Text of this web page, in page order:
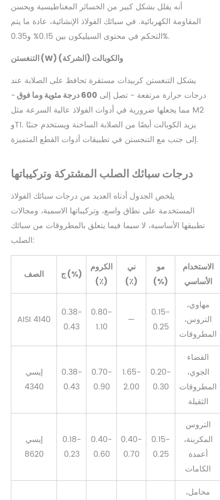
أنه يقلل بشكل كبير من الخسائر المغناطيسية ويحسن
المقاومة الكهربائية. في سبائك الفولاذ الإنشائية، عادة ما يتم
التحكم في محتوى السيليكون بين 0.15% و0.35%.
التنغستن (W) والكوبالت (الشركة)
يشكل التنغستن كربيدات مستقرة تحافظ على الصلابة عند
درجات حرارة مرتفعة - تصل إلى 600 درجة مئوية وما فوق
-
مما يجعلها ضرورية في أدوات الفولاذ عالية السرعة مثل M2
وT1. يزيد الكوبالت أيضًا من الصلابة الساخنة ويستخدم جنبًا
إلى جنب مع التنجستن في تطبيقات أدوات القطع المتميزة.
درجات سبائك الصلب المشتركة وتركيباتها
يلخص الجدول أدناه العديد من درجات سبائك الفولاذ
المستخدمة على نطاق واسع، وتركيباتها الاسمية، ومجالات
تطبيقها الأساسية، لا سيما فيما يتعلق بالمطروقات من سبائك
الصلب:
الصف ج (%)
الكروم
(٪)
ني
(٪)
مو
(%)
الاستخدام
الأساسي
AISI 4140
0.38-
0.43
0.80-
1.10
—
0.15-
0.25
مهاوي،
التروس،
المطروقات
إيسي
4340
0.38-
0.43
0.70-
0.90
1.65-
2.00
0.20-
0.30
الفضاء
الجوي،
المطروقات
الثقيلة
إيسي
8620
0.18-
0.23
0.40-
0.60
0.40-
0.70
0.15-
0.25
التروس
المكربنة،
أعمدة
الكامات
محامل،